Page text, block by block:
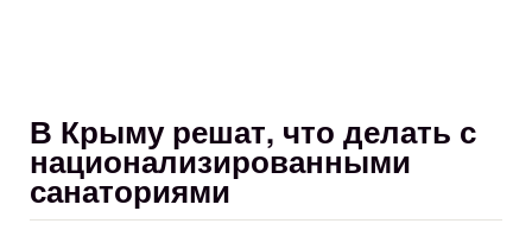
В Крыму решат, что делать с
национализированными
санаториями